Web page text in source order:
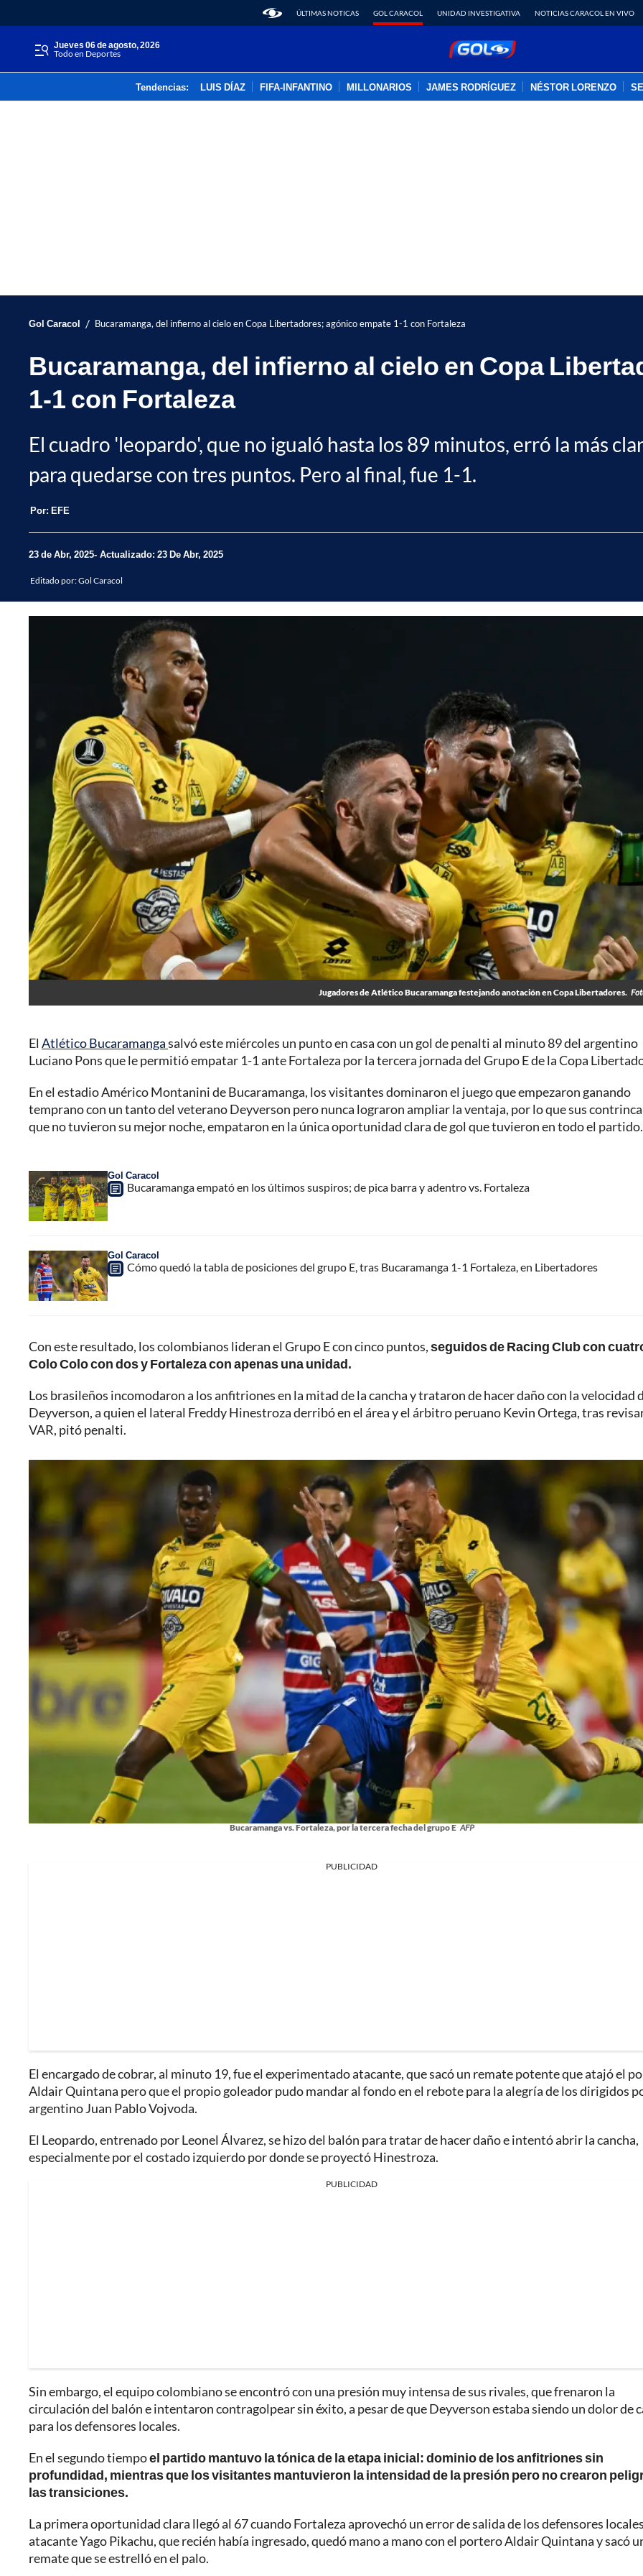
ÚLTIMAS NOTICAS GOL CARACOL UNIDAD INVESTIGATIVA NOTICIAS CARACOL EN VIVO
jueves 06 de agosto, 2026
Todo en Deportes
Tendencias: LUIS DÍAZ FIFA-INFANTINO MILLONARIOS JAMES RODRÍGUEZ NÉSTOR LORENZO
Gol Caracol / Bucaramanga, del infierno al cielo en Copa Libertadores; agónico empate 1-1 con Fortaleza
Bucaramanga, del infierno al cielo en Copa
1-1 con Fortaleza
El cuadro 'leopardo', que no igualó hasta los 89 minutos, erró la más
para quedarse con tres puntos. Pero al final, fue 1-1.
Por: EFE
23 de Abr, 2025 Actualizado: 23 De Abr, 2025
Editado por:Gol Caracol
Jugadores de Atlético Bucaramanga festejando anotación en Copa Libertadores.
El Atlético Bucaramangasalvó este miércoles un punto en casa con un gol de penalti al minuto 89 del argentino
Luciano Pons que le permitió empatar 1-1 ante Fortaleza por la tercera jornada del Grupo E de la Copa
En el estadio Américo Montanini de Bucaramanga, los visitantes dominaron el juego que empezaron ganando
temprano con un tanto del veterano Deyverson pero nunca lograron ampliar la ventaja, por lo que sus
que no tuvieron su mejor noche, empataron en la única oportunidad clara de gol que tuvieron en todo el partido.
Gol Caracol
Bucaramanga empató en los últimos suspiros; de pica barra y adentro vs. Fortaleza
Gol Caracol
Cómo quedó la tabla de posiciones del grupo E, tras Bucaramanga 1-1 Fortaleza, en Libertadores
Con este resultado, los colombianos lideran el Grupo E con cinco puntos,seguidos de Racing Club con
Colo Colo con dos y Fortaleza con apenas una unidad.
Los brasileños incomodaron a los anfitriones en la mitad de la cancha y trataron de hacer daño con la velocidad
Deyverson, a quien el lateral Freddy Hinestroza derribó en el área y el árbitro peruano Kevin Ortega, tras
VAR, pitó penalti.
Bucaramanga vs. Fortaleza, por la tercera fecha del grupo E AFP
PUBLICIDAD
El encargado de cobrar, al minuto 19, fue el experimentado atacante, que sacó un remate potente que atajó el
Aldair Quintana pero que el propio goleador pudo mandar al fondo en el rebote para la alegría de los dirigidos
argentino Juan Pablo Vojvoda.
El Leopardo, entrenado por Leonel Álvarez, se hizo del balón para tratar de hacer daño e intentó abrir la cancha,
especialmente por el costado izquierdo por donde se proyectó Hinestroza.
PUBLICIDAD
Sin embargo, el equipo colombiano se encontró con una presión muy intensa de sus rivales, que frenaron la
circulación del balón e intentaron contragolpear sin éxito, a pesar de que Deyverson estaba siendo un dolor de
para los defensores locales.
En el segundo tiempoel partido mantuvo la tónica de la etapa inicial: dominio de los anfitriones sin
profundidad, mientras que los visitantes mantuvieron la intensidad de la presión pero no crearon
las transiciones.
La primera oportunidad clara llegó al 67 cuando Fortaleza aprovechó un error de salida de los defensores
atacante Yago Pikachu, que recién había ingresado, quedó mano a mano con el portero Aldair Quintana y sacó
remate que se estrelló en el palo.